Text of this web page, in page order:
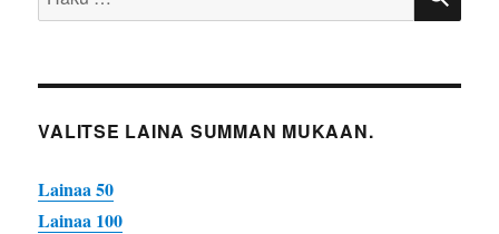
VALITSE LAINA SUMMAN MUKAAN.
Lainaa 50
Lainaa 100